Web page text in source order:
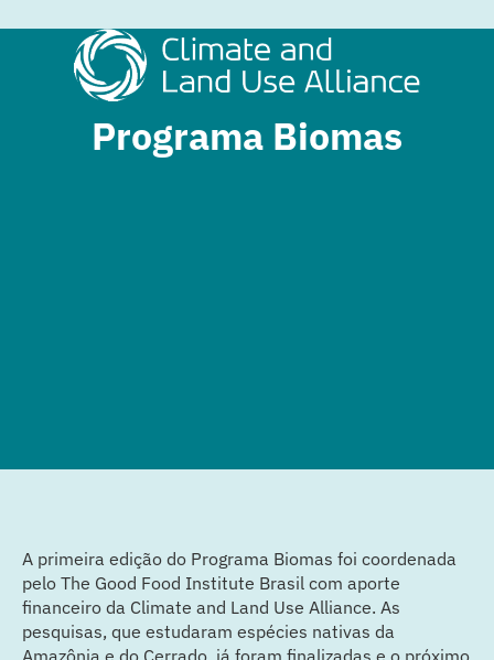
Programa Biomas
A primeira edição do Programa Biomas foi coordenada
pelo The Good Food Institute Brasil com aporte
financeiro da Climate and Land Use Alliance. As
pesquisas, que estudaram espécies nativas da
Amazônia e do Cerrado, já foram finalizadas e o próximo